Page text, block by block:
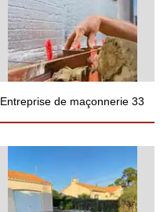
Entreprise de maçonnerie 33